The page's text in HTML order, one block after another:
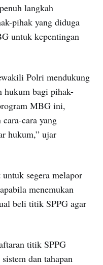
langkah
pihak yang diduga
untuk kepentingan
Polri mendukung
hukum bagi pihak-
MBG ini,
cara yang
hukum,” ujar
segera melapor
menemukan
beli titik SPPG agar
titik SPPG
dan tahapan